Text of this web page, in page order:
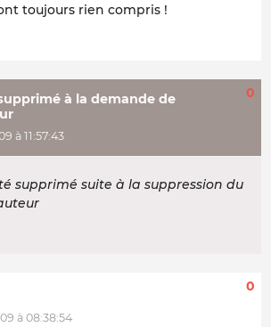
toujours rien compris !
à la demande de
à 11:57:43
0
supprimé suite à la suppression du
à 08:38:54
0